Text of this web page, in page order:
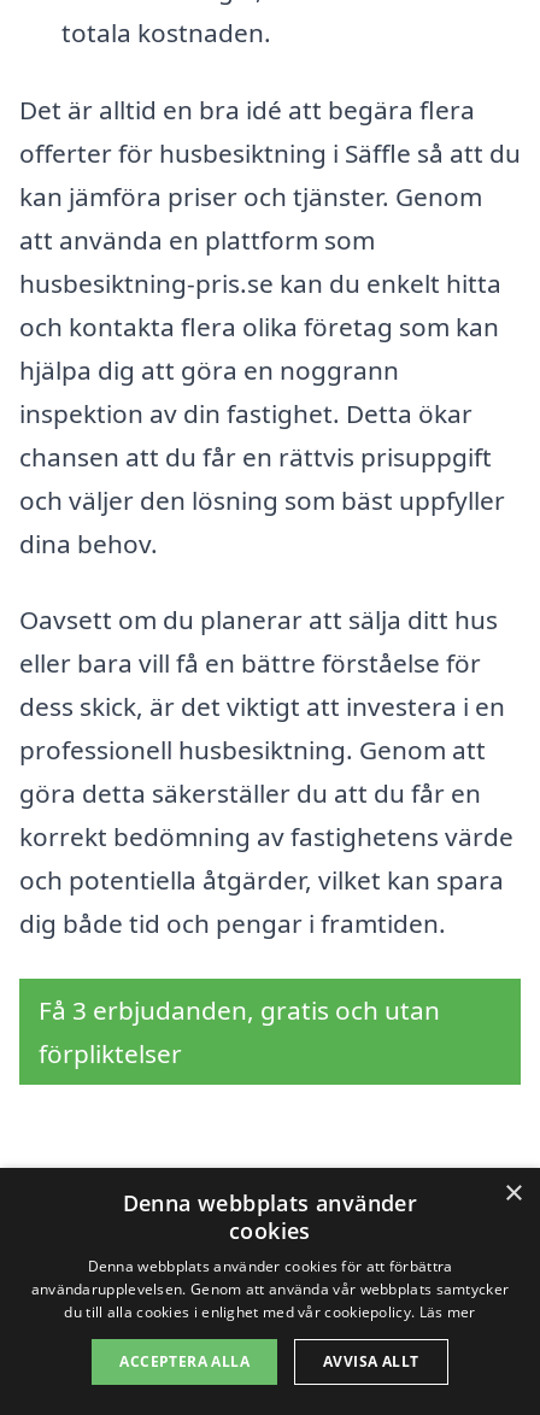
totala kostnaden.
Det är alltid en bra idé att begära flera
offerter för husbesiktning i Säffle så att du
kan jämföra priser och tjänster. Genom
att använda en plattform som
husbesiktning-pris.se kan du enkelt hitta
och kontakta flera olika företag som kan
hjälpa dig att göra en noggrann
inspektion av din fastighet. Detta ökar
chansen att du får en rättvis prisuppgift
och väljer den lösning som bäst uppfyller
dina behov.
Oavsett om du planerar att sälja ditt hus
eller bara vill få en bättre förståelse för
dess skick, är det viktigt att investera i en
professionell husbesiktning. Genom att
göra detta säkerställer du att du får en
korrekt bedömning av fastighetens värde
och potentiella åtgärder, vilket kan spara
dig både tid och pengar i framtiden.
Få 3 erbjudanden, gratis och utan
förpliktelser
Sök efter en
professionell för
husbesiktning i andra
städer nära Säffle
×
Denna webbplats använder
cookies
Denna webbplats använder cookies för att förbättra
användarupplevelsen. Genom att använda vår webbplats samtycker
du till alla cookies i enlighet med vår cookiepolicy. Läs mer
ACCEPTERA ALLA AVVISA ALLT